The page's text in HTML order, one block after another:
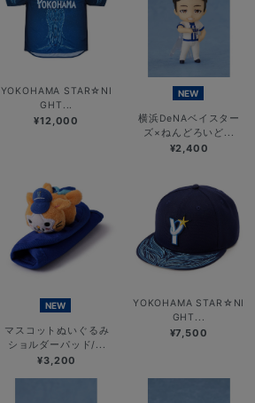
YOKOHAMA STAR☆NI
GHT...
¥12,000
NEW
横浜DeNAベイスター
ズ×ねんどろいど...
¥2,400
NEW
マスコットぬいぐるみ
ショルダーパッド/...
¥3,200
YOKOHAMA STAR☆NI
GHT...
¥7,500